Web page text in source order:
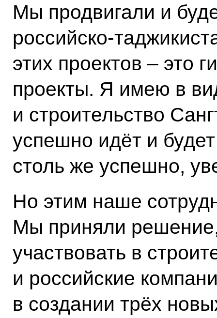
Мы продвигали и
российско-
этих проектов – это
проекты. Я имею в
и строительство
успешно идёт и
столь же успешно,
Но этим наше
Мы приняли
участвовать в
и российские
в создании трёх